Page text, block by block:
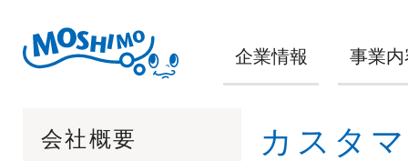
企業情報 事業内
カスタ
会社概要